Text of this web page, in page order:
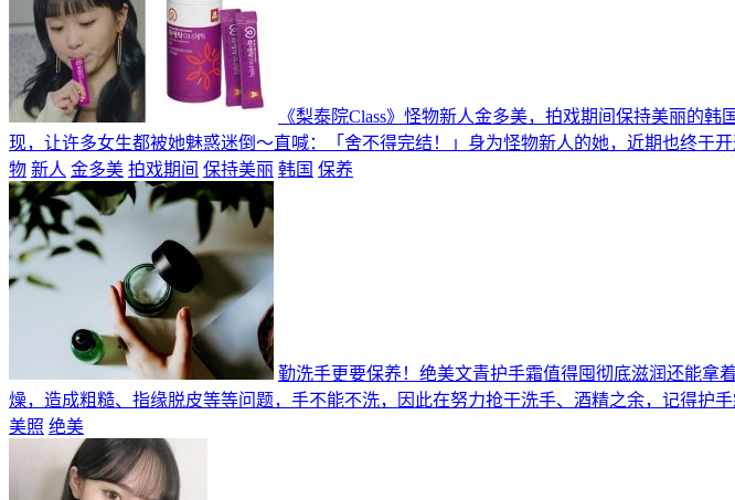
《梨泰院Class》怪物新人金多美，拍戏期间保持美丽的韩
现，让许多女生都被她魅惑迷倒～直喊：「舍不得完结！」身为怪物新人的她，近期也终于
物 新人 金多美 拍戏期间 保持美丽 韩国 保养
勤洗手更要保养！绝美文青护手霜值得囤彻底滋润还能拿
燥，造成粗糙、指缘脱皮等等问题，手不能不洗，因此在努力抢干洗手、酒精之余，记得护
美照 绝美